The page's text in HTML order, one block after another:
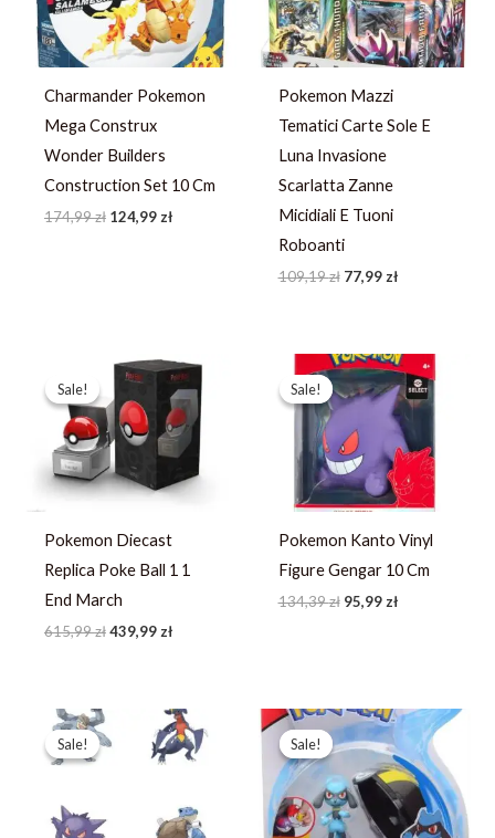
Charmander Pokemon
Mega Construx
Wonder Builders
Construction Set 10 Cm
174,99zł 124,99zł
Pokemon Mazzi
Tematici Carte Sole E
Luna Invasione
Scarlatta Zanne
Micidiali E Tuoni
Roboanti
109,19zł 77,99zł
Sale!
Sale!
Pokemon Diecast
Replica Poke Ball 1 1
End March
615,99zł
Pierwotna
cena
wynosiła:
615,99 zł.
439,99zł
Aktualna
cena
wynosi:
439,99 zł.
Sale!
Sale!
Pokemon Kanto Vinyl
Figure Gengar 10 Cm
134,39zł
Pierwotna
cena
wynosiła:
134,39 zł.
95,99zł
Aktualna
cena
wynosi:
95,99 zł.
Sale!
Sale!
Pierwotna
cena
wynosiła:
Aktualna
cena
wynosi:
Sale!
Sale!
Pierwotna
wynosiła:
116,19 zł.
Aktualna
cena
wynosi:
82,99 zł.